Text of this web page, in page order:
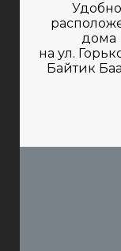
дома
на ул.
Байтик